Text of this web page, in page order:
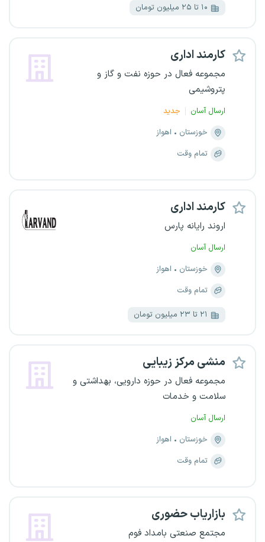
۱۰ تا ۲۵ میلیون تومان
کارمند اداری
مجموعه فعال در حوزه نفت و گاز و
پتروشیمی
ارسال آسان
جدید
خوزستان
اهواز
تمام وقت
کارمند اداری
اروند رایانه پارس
ارسال آسان
خوزستان
اهواز
تمام وقت
۲۱ تا ۲۳ میلیون تومان
منشی مرکز زیبایی
مجموعه فعال در حوزه دارویی، بهداشتی و
سلامت و خدمات
ارسال آسان
خوزستان
اهواز
تمام وقت
بازاریاب حضوری
مجتمع صنعتی بامداد فوم